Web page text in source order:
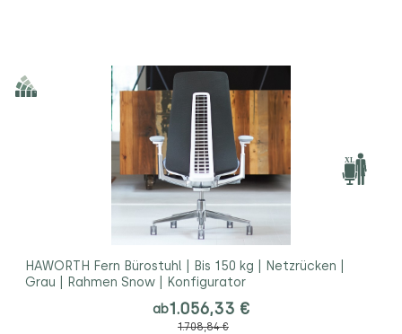
HAWORTH Fern Bürostuhl | Bis 150 kg | Netzrücken |
Grau | Rahmen Snow | Konfigurator
ab1.056,33 €
1.708,84 €